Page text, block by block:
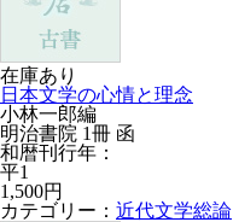
在庫あり
日本文学の心情と理念
小林一郎編
明治書院 1冊 函
和暦刊行年：
平1
1,500円
カテゴリー： 近代文学総論